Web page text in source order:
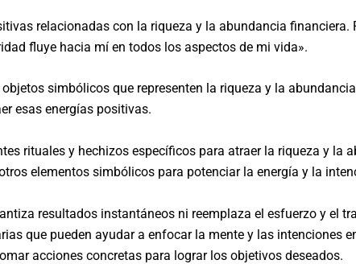
relacionadas con la riqueza y la abundancia financiera.
fluye hacia mí en todos los aspectos de mi vida».
simbólicos que representen la riqueza y la
esas energías positivas.
rituales y hechizos específicos para atraer la riqueza y la
elementos simbólicos para potenciar la energía y la
resultados instantáneos ni reemplaza el esfuerzo y el
que pueden ayudar a enfocar la mente y las intenciones
acciones concretas para lograr los objetivos deseados.